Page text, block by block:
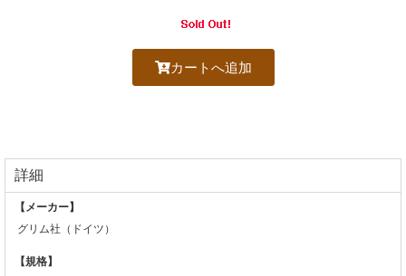
カートへ追加
詳細
【メーカー】
グリム社（ドイツ）
【規格】